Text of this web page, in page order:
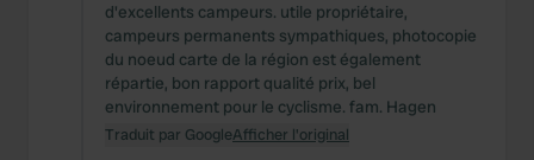
d'excellents campeurs. utile propriétaire,
campeurs permanents sympathiques, photocopie
du noeud carte de la région est également
répartie, bon rapport qualité prix, bel
environnement pour le cyclisme. fam. Hagen
Traduit par GoogleAfficher l'original